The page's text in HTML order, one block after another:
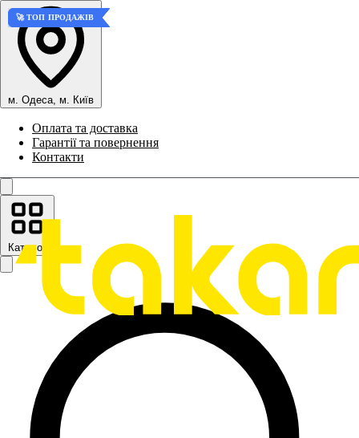
м. Одеса, м. Київ
Оплата та доставка
Гарантії та повернення
Контакти
Каталог
🚀 ТОП ПРОДАЖІВ
🚀 ТОП ПРОДАЖІВ
🚀 ТОП ПРОДАЖІВ